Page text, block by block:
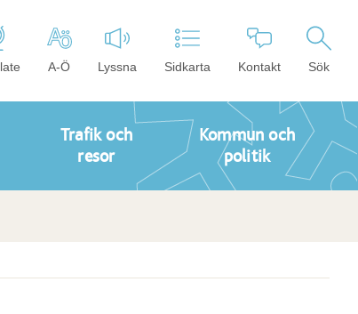
A-Ö Lyssna Sidkarta Kontakt Sök
Trafik och
resor
Kommun och
politik